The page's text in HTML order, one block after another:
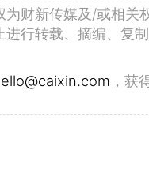
财新传媒及/或相关
行转载、摘编、复
，获